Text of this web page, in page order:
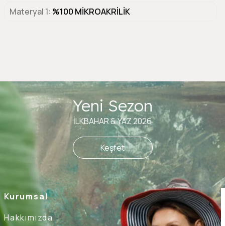
Materyal 1 %100 MİKROAKRİLİK
Kurumsal
Hakkımızda
Yeni Sezon
İLKBAHAR & YAZ 2026
Keşfet